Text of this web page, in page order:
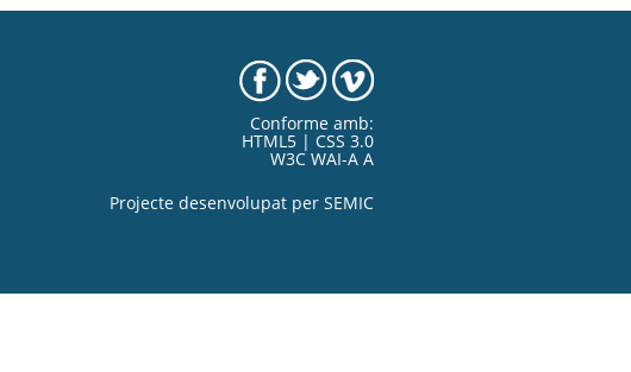
Conforme amb:
HTML5 | CSS 3.0
W3C WAI-A A
Projecte desenvolupat per SEMIC